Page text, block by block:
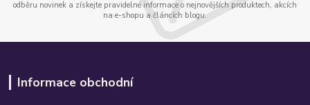
odběru novinek a získejte pravidelné informace o nejnovějších produktech, akcích
na e-shopu a článcích blogu.
Informace obchodní